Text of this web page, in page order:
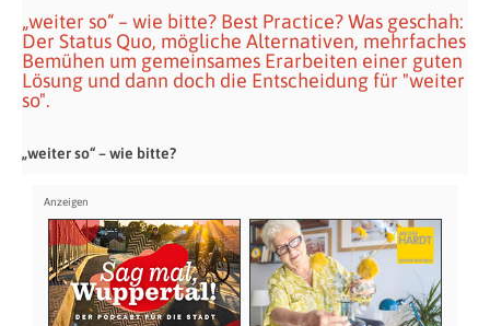
„weiter so“ – wie bitte? Best Practice? Was geschah:
Der Status Quo, mögliche Alternativen, mehrfaches
Bemühen um gemeinsames Erarbeiten einer guten
Lösung und dann doch die Entscheidung für "weiter
so".
„weiter so“ – wie bitte?